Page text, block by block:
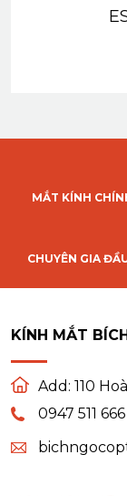
MẮT KÍNH
CHUYÊN GIA
KÍNH MẮT
Add: 110
0947 511 666